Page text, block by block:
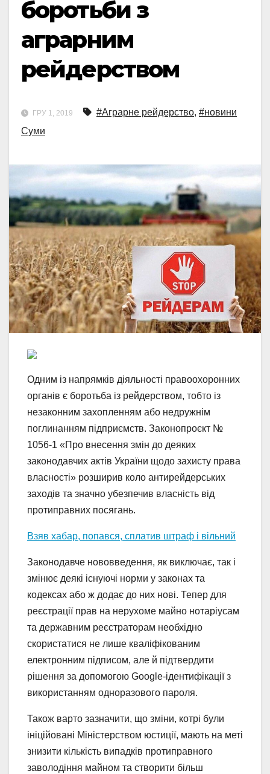
боротьби з
аграрним
рейдерством
ГРУ 1, 2019 #Аграрне рейдерство, #новини
Суми
Одним із напрямків діяльності правоохоронних
органів є боротьба із рейдерством, тобто із
незаконним захопленням або недружнім
поглинанням підприємств. Законопроєкт №
1056-1 «Про внесення змін до деяких
законодавчих актів України щодо захисту права
власності» розширив коло антирейдерських
заходів та значно убезпечив власність від
протиправних посягань.
Взяв хабар, попався, сплатив штраф і вільний
Законодавче нововведення, як виключає, так і
змінює деякі існуючі норми у законах та
кодексах або ж додає до них нові. Тепер для
реєстрації прав на нерухоме майно нотаріусам
та державним реєстраторам необхідно
скористатися не лише кваліфікованим
електронним підписом, але й підтвердити
рішення за допомогою Google-ідентифікації з
використанням одноразового пароля.
Також варто зазначити, що зміни, котрі були
ініційовані Міністерством юстиції, мають на меті
знизити кількість випадків протиправного
заволодіння майном та створити більш